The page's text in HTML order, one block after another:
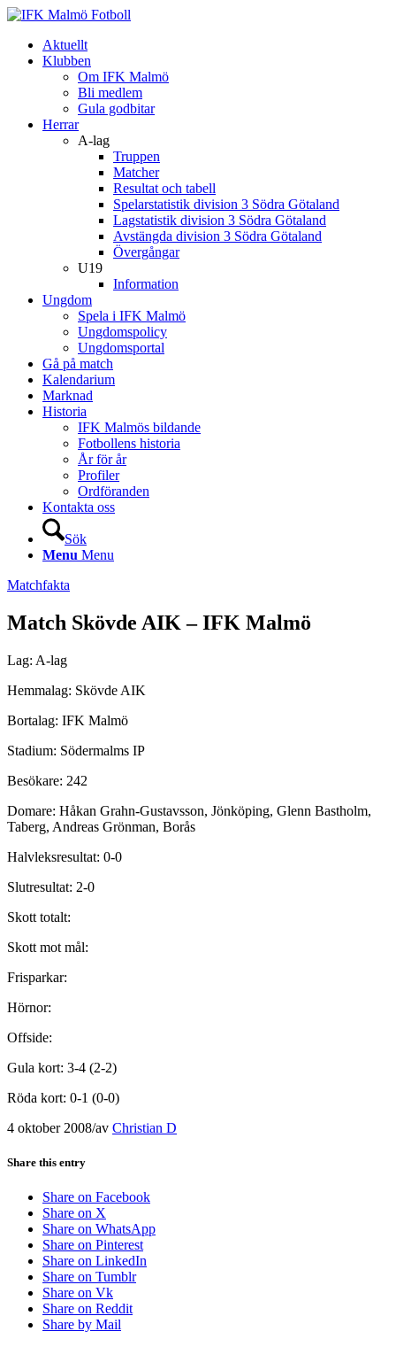
Aktuellt
Klubben
Om IFK Malmö
Bli medlem
Gula godbitar
Herrar
A-lag
Truppen
Matcher
Resultat och tabell
Spelarstatistik division 3 Södra Götaland
Lagstatistik division 3 Södra Götaland
Avstängda division 3 Södra Götaland
Övergångar
U19
Information
Ungdom
Spela i IFK Malmö
Ungdomspolicy
Ungdomsportal
Gå på match
Kalendarium
Marknad
Historia
IFK Malmös bildande
Fotbollens historia
År för år
Profiler
Ordföranden
Kontakta oss
Sök
Menu Menu
Matchfakta
Match Skövde AIK – IFK Malmö
Lag: A-lag
Hemmalag: Skövde AIK
Bortalag: IFK Malmö
Stadium: Södermalms IP
Besökare: 242
Domare: Håkan Grahn-Gustavsson, Jönköping, Glenn Bastholm,
Taberg, Andreas Grönman, Borås
Halvleksresultat: 0-0
Slutresultat: 2-0
Skott totalt:
Skott mot mål:
Frisparkar:
Hörnor:
Offside:
Gula kort: 3-4 (2-2)
Röda kort: 0-1 (0-0)
4 oktober 2008/av Christian D
Share this entry
Share on Facebook
Share on X
Share on WhatsApp
Share on Pinterest
Share on LinkedIn
Share on Tumblr
Share on Vk
Share on Reddit
Share by Mail